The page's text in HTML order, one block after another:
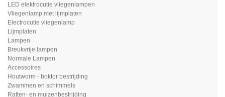
LED elektrocutie vliegenlampen
Vliegenlamp met lijmplaten
Electrocutie vliegenlamp
Lijmplaten
Lampen
Breukvrije lampen
Normale Lampen
Accessoires
Houtworm - boktor bestrijding
Zwammen en schimmels
Ratten- en muizenbestrijding